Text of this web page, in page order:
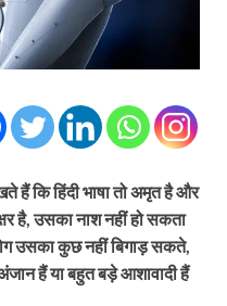
हैं कि हिंदी भाषा तो अमृत है और
है, उसका नाश नहीं हो सकता
उसका कुछ नहीं बिगाड़ सकते,
हैं या बहुत बड़े आशावादी हैं